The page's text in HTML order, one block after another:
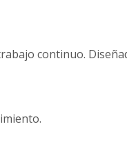
continuo.